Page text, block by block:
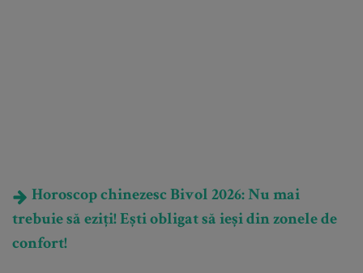
Horoscop chinezesc Bivol 2026: Nu mai
trebuie să eziți! Ești obligat să ieși din zonele de
confort!